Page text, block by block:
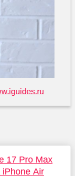
17 Pro Max
iPhone Air